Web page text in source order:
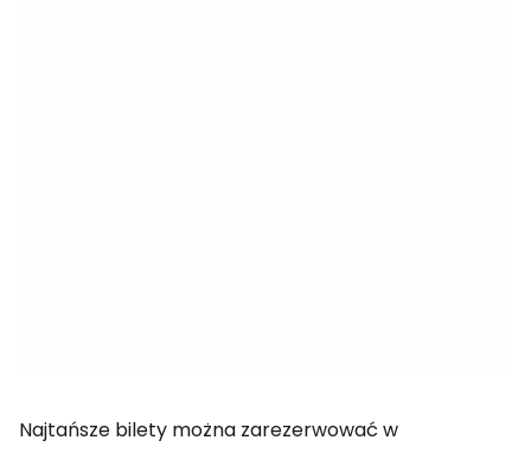
Najtańsze bilety można zarezerwować w